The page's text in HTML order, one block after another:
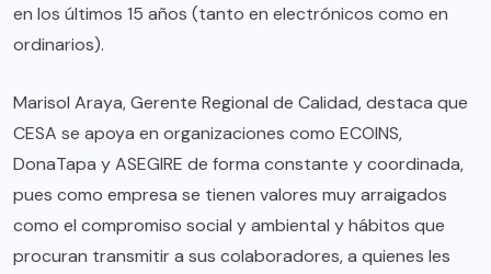
en los últimos 15 años (tanto en electrónicos como en
ordinarios).
Marisol Araya, Gerente Regional de Calidad, destaca que
CESA se apoya en organizaciones como ECOINS,
DonaTapa y ASEGIRE de forma constante y coordinada,
pues como empresa se tienen valores muy arraigados
como el compromiso social y ambiental y hábitos que
procuran transmitir a sus colaboradores, a quienes les